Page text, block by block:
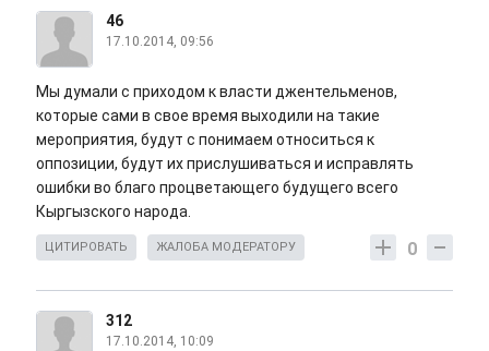
46
17.10.2014, 09:56
Мы думали с приходом к власти джентельменов,
которые сами в свое время выходили на такие
мероприятия, будут с понимаем относиться к
оппозиции, будут их прислушиваться и исправлять
ошибки во благо процветающего будущего всего
Кыргызского народа.
0
ЦИТИРОВАТЬ ЖАЛОБА МОДЕРАТОРУ
312
17.10.2014, 10:09